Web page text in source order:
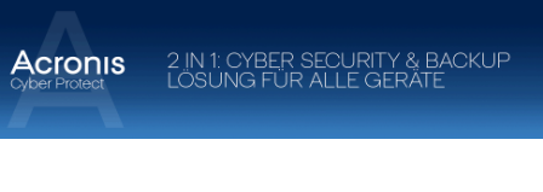
Inhalt
springen